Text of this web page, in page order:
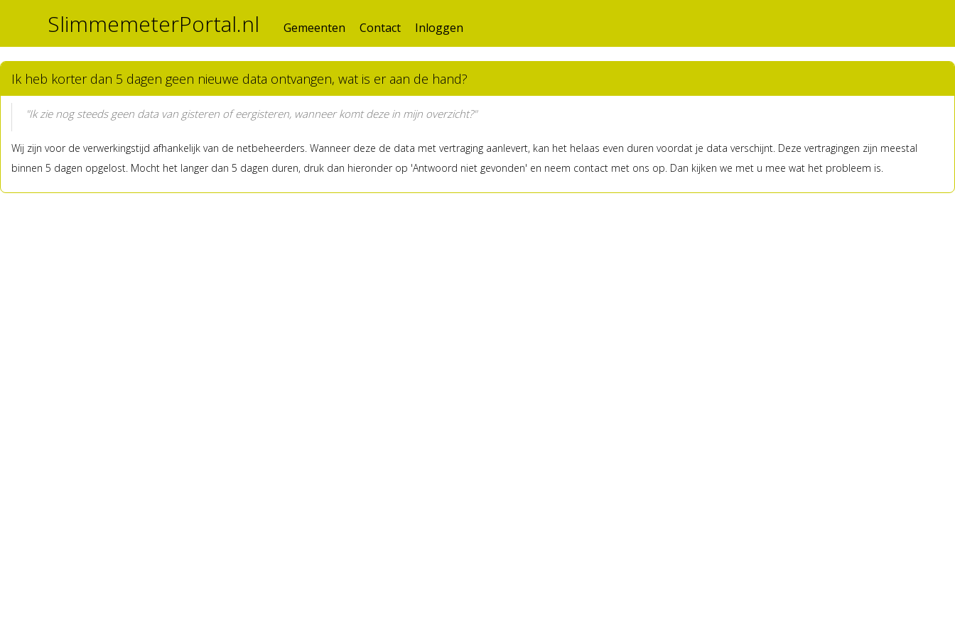
SlimmemeterPortal.nl Gemeenten Contact Inloggen
Ik heb korter dan 5 dagen geen nieuwe data ontvangen, wat is er aan de hand?
"Ik zie nog steeds geen data van gisteren of eergisteren, wanneer komt deze in mijn overzicht?"
Wij zijn voor de verwerkingstijd afhankelijk van de netbeheerders. Wanneer deze de data met vertraging aanlevert, kan het helaas even duren voordat je data verschijnt. Deze vertragingen zijn meestal
binnen 5 dagen opgelost. Mocht het langer dan 5 dagen duren, druk dan hieronder op 'Antwoord niet gevonden' en neem contact met ons op. Dan kijken we met u mee wat het probleem is.